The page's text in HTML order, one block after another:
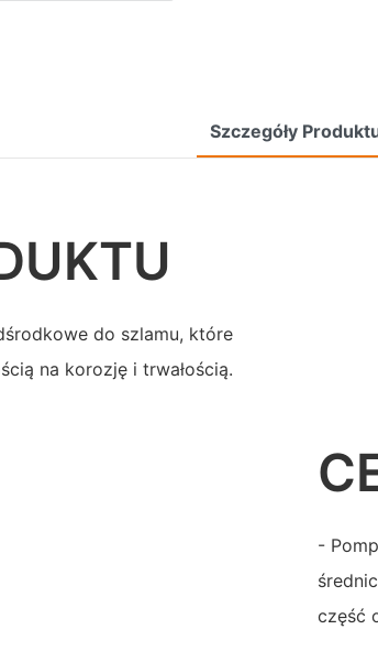
Szczegóły
do szlamu, które
na korozję i trwałością.
-
część